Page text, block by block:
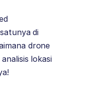
di
drone
lokasi